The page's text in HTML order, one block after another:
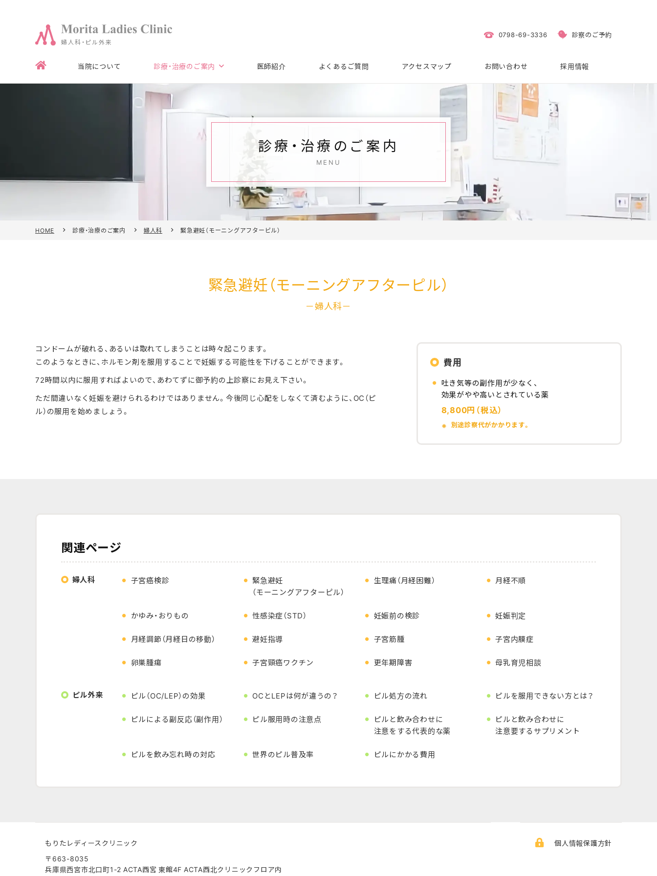
婦人科・ピル外来
0798-69-3336 診察のご予約
当院について 診療・治療のご案内 医師紹介 よくあるご質問 アクセスマップ お問い合わせ 採用情報
診療・治療のご案内
MENU
HOME 診療・治療のご案内 婦人科 緊急避妊（モーニングアフターピル）
緊急避妊（モーニングアフターピル）
婦人科
コンドームが破れる、あるいは取れてしまうことは時々起こります。
このようなときに、ホルモン剤を服用することで妊娠する可能性を下げることができます。
72時間以内に服用すればよいので、あわてずに御予約の上診察にお見え下さい。
ただ間違いなく妊娠を避けられるわけではありません。今後同じ心配をしなくて済むように、OC（ピ
ル）の服用を始めましょう。
費用
吐き気等の副作用が少なく、
効果がやや高いとされている薬
8,800円（税込）
別途診察代がかかります。
関連ページ
婦人科 子宮癌検診
緊急避妊
（モーニングアフターピル）
生理痛（月経困難） 月経不順
かゆみ・おりもの 性感染症（STD） 妊娠前の検診 妊娠判定
月経調節 （月経日の移動） 避妊指導 子宮筋腫 子宮内膜症
卵巣腫瘍 子宮頸癌ワクチン 更年期障害 母乳育児相談
ピル外来 ピル（OC/LEP）の効果 OCとLEPは何が違うの？ ピル処方の流れ ピルを服用できない方とは？
ピルによる副反応（副作用） ピル服用時の注意点
ピルと飲み合わせに
注意をする代表的な薬
ピルと飲み合わせに
注意要する サプリメント
ピルを飲み忘れ時の対応 世界のピル普及率 ピルにかかる費用
もりたレディースクリニック
〒663-8035
兵庫県西宮市北口町1-2 ACTA西宮 東館4F ACTA西北クリニックフロア内
個人情報保護方針